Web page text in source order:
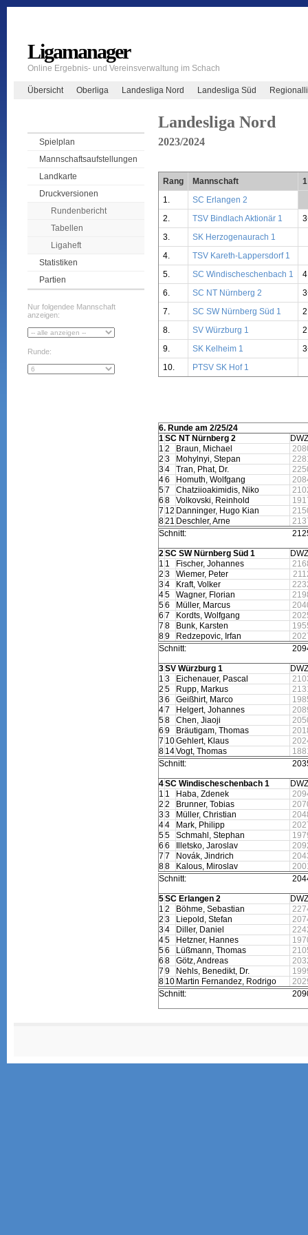
Ligamanager
Online Ergebnis- und Vereinsverwaltung im Schach
Übersicht Oberliga Landesliga Nord Landesliga Süd
Spielplan
Mannschaftsaufstellungen
Landkarte
Druckversionen
Rundenbericht
Tabellen
Ligaheft
Statistiken
Partien
Nur folgendee Mannschaft
anzeigen:
Runde:
Landesliga Nord
2023/2024
Rang Mannschaft
1
1.
SC Erlangen 2
2.
TSV Bindlach Aktionär 1
3.
SK Herzogenaurach 1
4.
TSV Kareth-Lappersdorf 1
5.
SC Windischeschenbach 1
4
6.
SC NT Nürnberg 2
7.
SC SW Nürnberg Süd 1
2
8.
SV Würzburg 1
2
9.
SK Kelheim 1
10.
PTSV SK Hof 1
6. Runde am 2/25/24
1 SC NT Nürnberg 2
DWZ
1 2 Braun, Michael
2 3 Mohylnyi, Stepan
34 Tran, Phat, Dr.
46 Homuth, Wolfgang
57 Chatziioakimidis, Niko
6 8 Volkovski, Reinhold
7 12 Danninger, Hugo Kian
821 Deschler, Arne
Schnitt:
2 SC SW Nürnberg Süd 1
DWZ
1 1 Fischer, Johannes
2 3 Wiemer, Peter
34 Kraft, Volker
45 Wagner, Florian
56 Müller, Marcus
6 7 Kordts, Wolfgang
7 8 Bunk, Karsten
89 Redzepovic, Irfan
Schnitt:
3SV Würzburg 1
DWZ
1 3 Eichenauer, Pascal
2 5 Rupp, Markus
36 Geißhirt, Marco
47 Helgert, Johannes
58 Chen, Jiaoji
6 9 Bräutigam, Thomas
7 10Gehlert, Klaus
8 14Vogt, Thomas
Schnitt:
4SC Windischeschenbach 1
DWZ
1 1 Haba, Zdenek
2 2 Brunner, Tobias
33 Müller, Christian
44 Mark, Philipp
55 Schmahl, Stephan
6 6 Illetsko, Jaroslav
7 7 Novák, Jindrich
88 Kalous, Miroslav
Schnitt:
5SC Erlangen 2
DWZ
1 2 Böhme, Sebastian
2 3 Liepold, Stefan
34 Diller, Daniel
45 Hetzner, Hannes
56 Lüßmann, Thomas
6 8 Götz, Andreas
7 9 Nehls, Benedikt, Dr.
8 10 Martin Fernandez, Rodrigo
Schnitt: